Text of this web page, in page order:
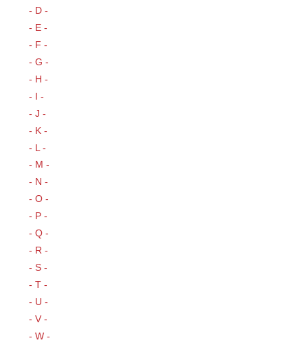
- D -
- E -
- F -
- G -
- H -
- I -
- J -
- K -
- L -
- M -
- N -
- O -
- P -
- Q -
- R -
- S -
- T -
- U -
- V -
- W -